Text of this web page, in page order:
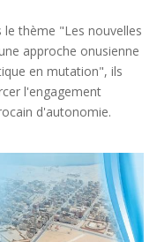
thème "Les nouvelles
approche onusienne
en mutation", ils
l'engagement
d'autonomie.